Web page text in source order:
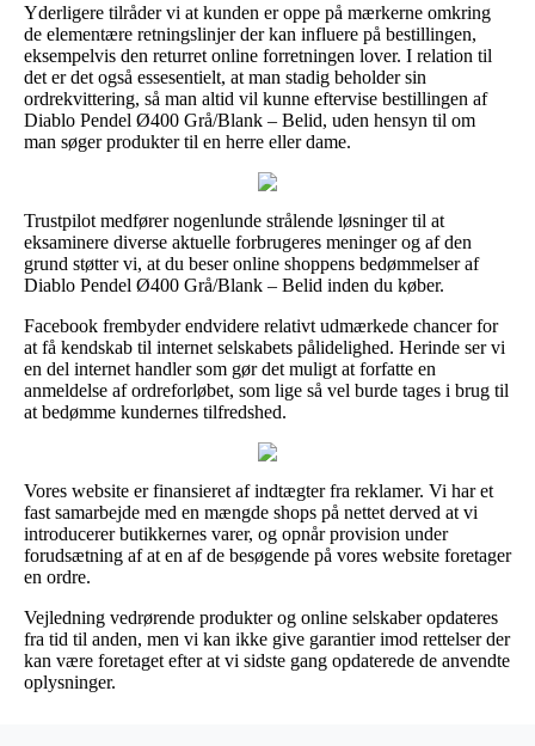
Yderligere tilråder vi at kunden er oppe på mærkerne omkring
de elementære retningslinjer der kan influere på bestillingen,
eksempelvis den returret online forretningen lover. I relation til
det er det også essesentielt, at man stadig beholder sin
ordrekvittering, så man altid vil kunne eftervise bestillingen af
Diablo Pendel Ø400 Grå/Blank – Belid, uden hensyn til om
man søger produkter til en herre eller dame.
Trustpilot medfører nogenlunde strålende løsninger til at
eksaminere diverse aktuelle forbrugeres meninger og af den
grund støtter vi, at du beser online shoppens bedømmelser af
Diablo Pendel Ø400 Grå/Blank – Belid inden du køber.
Facebook frembyder endvidere relativt udmærkede chancer for
at få kendskab til internet selskabets pålidelighed. Herinde ser vi
en del internet handler som gør det muligt at forfatte en
anmeldelse af ordreforløbet, som lige så vel burde tages i brug til
at bedømme kundernes tilfredshed.
Vores website er finansieret af indtægter fra reklamer. Vi har et
fast samarbejde med en mængde shops på nettet derved at vi
introducerer butikkernes varer, og opnår provision under
forudsætning af at en af de besøgende på vores website foretager
en ordre.
Vejledning vedrørende produkter og online selskaber opdateres
fra tid til anden, men vi kan ikke give garantier imod rettelser der
kan være foretaget efter at vi sidste gang opdaterede de anvendte
oplysninger.